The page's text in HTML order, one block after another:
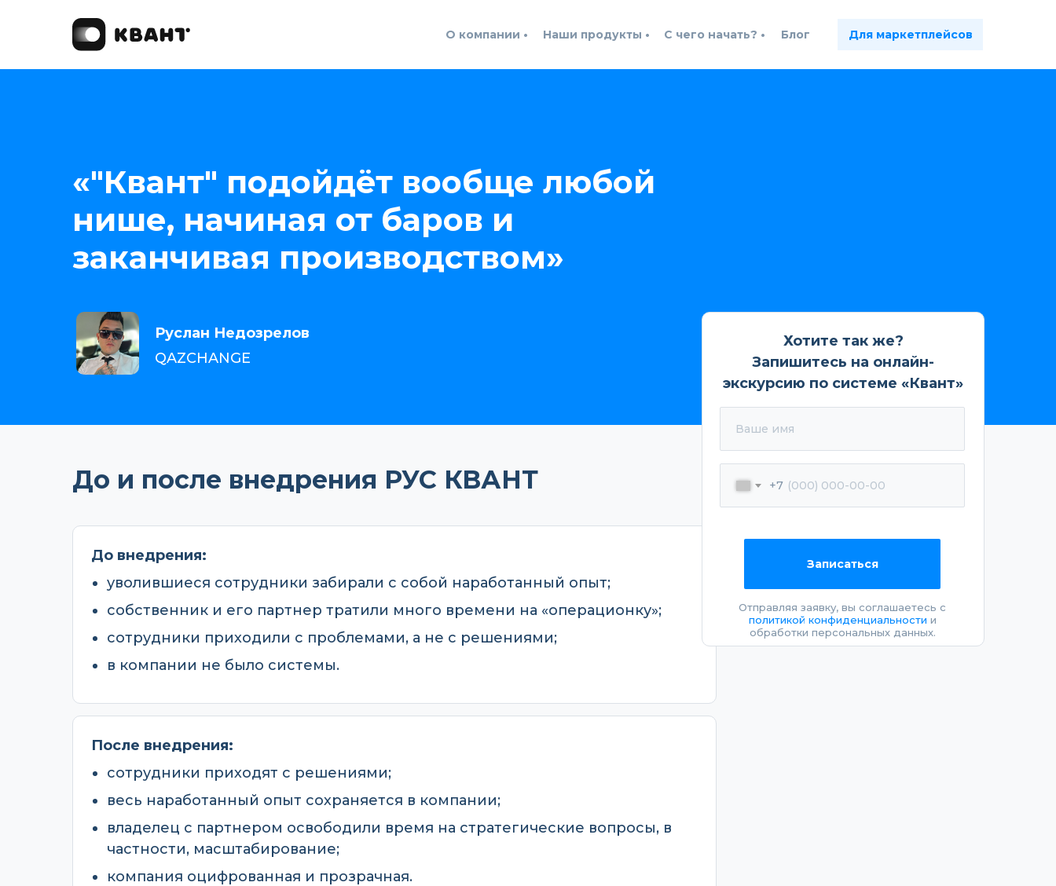
О компании • Наши продукты • С чего начать? • Блог Для маркетплейсов
«"Квант" подойдёт вообще любой
нише, начиная от баров и
заканчивая производством»
Хотите так же?
Запишитесь на онлайн-
экскурсию по системе «Квант»
Ваше имя
+7
Записаться
Отправляя заявку, вы соглашаетесь с
политикой конфиденциальности и
обработки персональных данных.
Руслан Недозрелов
QAZCHANGE
До и после внедрения РУС КВАНТ
До внедрения:
уволившиеся сотрудники забирали с собой наработанный опыт;
собственник и его партнер тратили много времени на «операционку»;
сотрудники приходили с проблемами, а не с решениями;
в компании не было системы.
После внедрения:
сотрудники приходят с решениями;
весь наработанный опыт сохраняется в компании;
владелец с партнером освободили время на стратегические вопросы, в
частности, масштабирование;
компания оцифрованная и прозрачная.